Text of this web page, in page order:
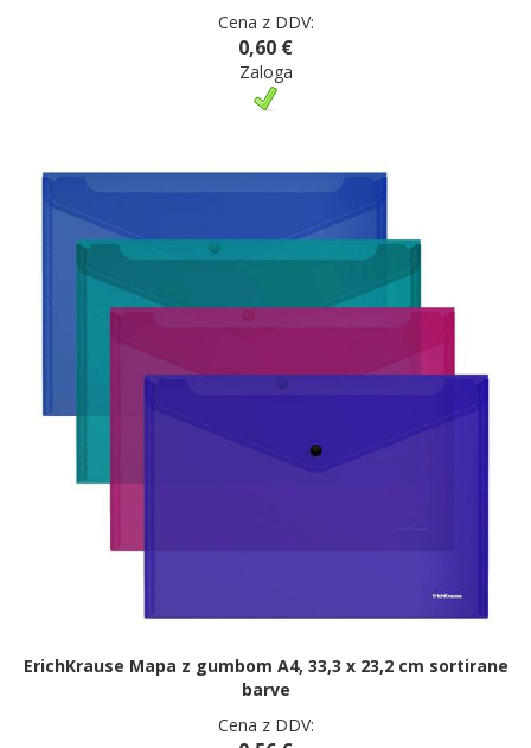
Cena z DDV:
0,60 €
Zaloga
ErichKrause Mapa z gumbom A4, 33,3 x 23,2 cm sortirane
barve
Cena z DDV: